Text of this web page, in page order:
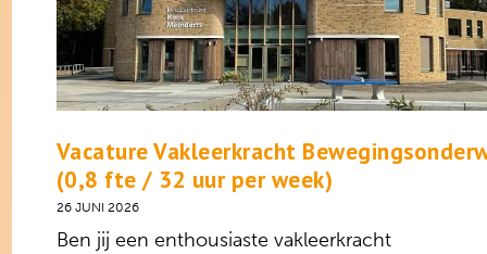
Vacature Vakleerkracht
(0,8 fte / 32 uur per week)
26 JUNI 2026
Ben jij een enthousiaste vakleerkracht